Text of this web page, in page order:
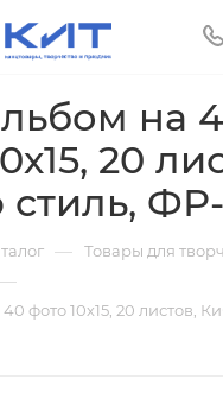
на
20
— Товары для
—
фото 10х15, 20 листов,